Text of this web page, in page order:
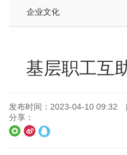
企业文化
基层职工互
发布时间： 2023-04-10 09:32
分享：